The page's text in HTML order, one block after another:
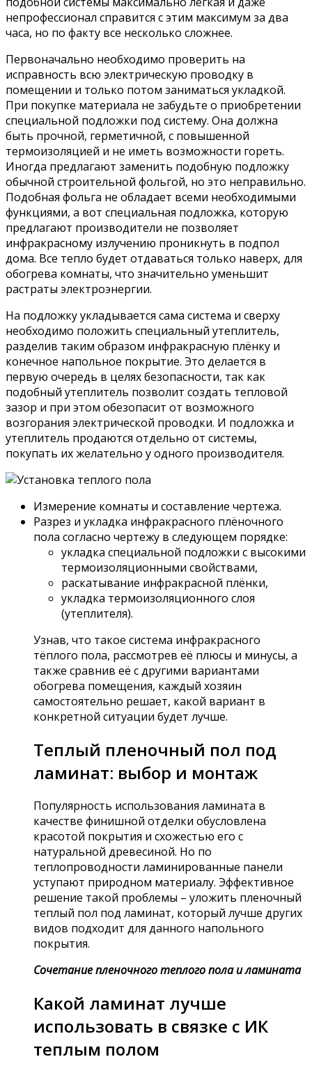
непрофессионал справится с этим максимум за два
часа, но по факту все несколько сложнее.
Первоначально необходимо проверить на
исправность всю электрическую проводку в
помещении и только потом заниматься укладкой.
При покупке материала не забудьте о приобретении
специальной подложки под систему. Она должна
быть прочной, герметичной, с повышенной
термоизоляцией и не иметь возможности гореть.
Иногда предлагают заменить подобную подложку
обычной строительной фольгой, но это неправильно.
Подобная фольга не обладает всеми необходимыми
функциями, а вот специальная подложка, которую
предлагают производители не позволяет
инфракрасному излучению проникнуть в подпол
дома. Все тепло будет отдаваться только наверх, для
обогрева комнаты, что значительно уменьшит
растраты электроэнергии.
На подложку укладывается сама система и сверху
необходимо положить специальный утеплитель,
разделив таким образом инфракрасную плёнку и
конечное напольное покрытие. Это делается в
первую очередь в целях безопасности, так как
подобный утеплитель позволит создать тепловой
зазор и при этом обезопасит от возможного
возгорания электрической проводки. И подложка и
утеплитель продаются отдельно от системы,
покупать их желательно у одного производителя.
Измерение комнаты и составление чертежа.
Разрез и укладка инфракрасного плёночного
пола согласно чертежу в следующем порядке:
укладка специальной подложки с высокими
термоизоляционными свойствами,
раскатывание инфракрасной плёнки,
укладка термоизоляционного слоя
(утеплителя).
Узнав, что такое система инфракрасного
тёплого пола, рассмотрев её плюсы и минусы, а
также сравнив её с другими вариантами
обогрева помещения, каждый хозяин
самостоятельно решает, какой вариант в
конкретной ситуации будет лучше.
Теплый пленочный пол под
ламинат: выбор и монтаж
Популярность использования ламината в
качестве финишной отделки обусловлена
красотой покрытия и схожестью его с
натуральной древесиной. Но по
теплопроводности ламинированные панели
уступают природном материалу. Эффективное
решение такой проблемы – уложить пленочный
теплый пол под ламинат, который лучше других
видов подходит для данного напольного
покрытия.
Сочетание пленочного теплого пола и ламината
Какой ламинат лучше
использовать в связке с ИК
теплым полом